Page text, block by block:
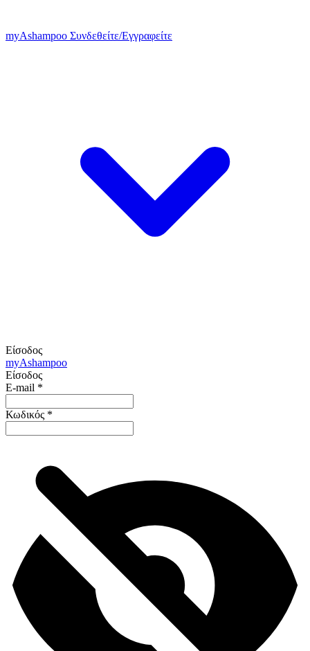
myAshampoo Συνδεθείτε/Εγγραφείτε
Είσοδος
myAshampoo
Είσοδος
E-mail *
Κωδικός *